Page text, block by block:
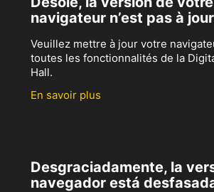
navigateur n’est pas à jour
Veuillez mettre à jour votre
toutes les fonctionnalités de la
Hall.
En savoir plus
Desgraciadamente, la
navegador está